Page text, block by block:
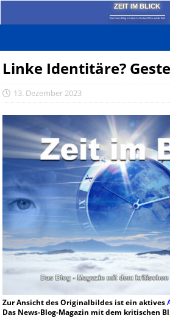
ZEIT IM BLICK
Das News-Blog mit dem kritischen Blick auf die Zeit!
Linke Identitäre?
13. Dezember 2023
Zur Ansicht des Originalbildes ist ein aktives
Das News-Blog-Magazin mit dem kritischen